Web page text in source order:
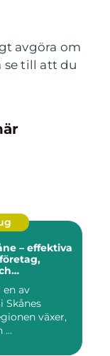
avgöra om
se till att du
– effektiva
en av
Skånes
växer,
...